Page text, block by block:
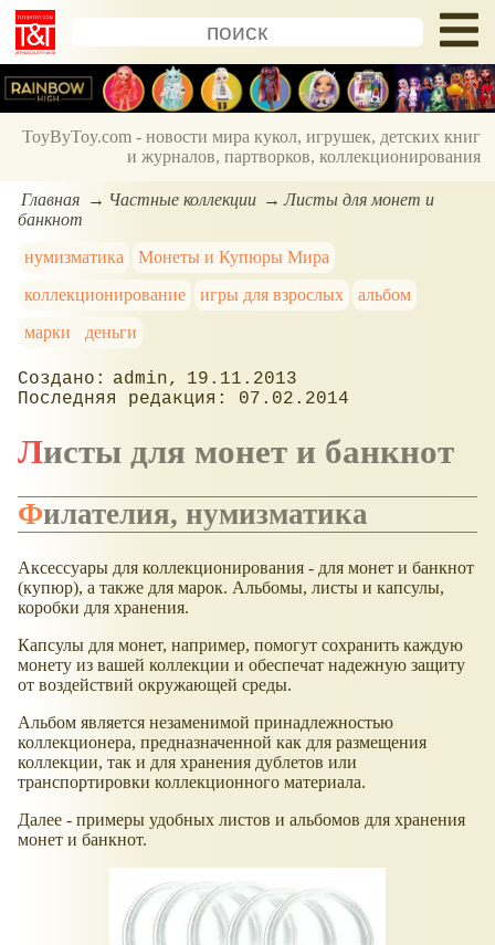
ToyByToy.com - новости мира кукол, игрушек, детских книг
и журналов, партворков, коллекционирования
Главная Частные коллекции
Листы для монет и
банкнот
нумизматика
Монеты и Купюры Мира
коллекционирование
игры для взрослых
альбом
марки
деньги
admin
19.11.2013
07.02.2014
Листы для монет и банкнот
Филателия, нумизматика
Аксессуары для коллекционирования - для монет и банкнот
(купюр), а также для марок. Альбомы, листы и капсулы,
коробки для хранения.
Капсулы для монет, например, помогут сохранить каждую
монету из вашей коллекции и обеспечат надежную защиту
от воздействий окружающей среды.
Альбом является незаменимой принадлежностью
коллекционера, предназначенной как для размещения
коллекции, так и для хранения дублетов или
транспортировки коллекционного материала.
Далее - примеры удобных листов и альбомов для хранения
монет и банкнот.